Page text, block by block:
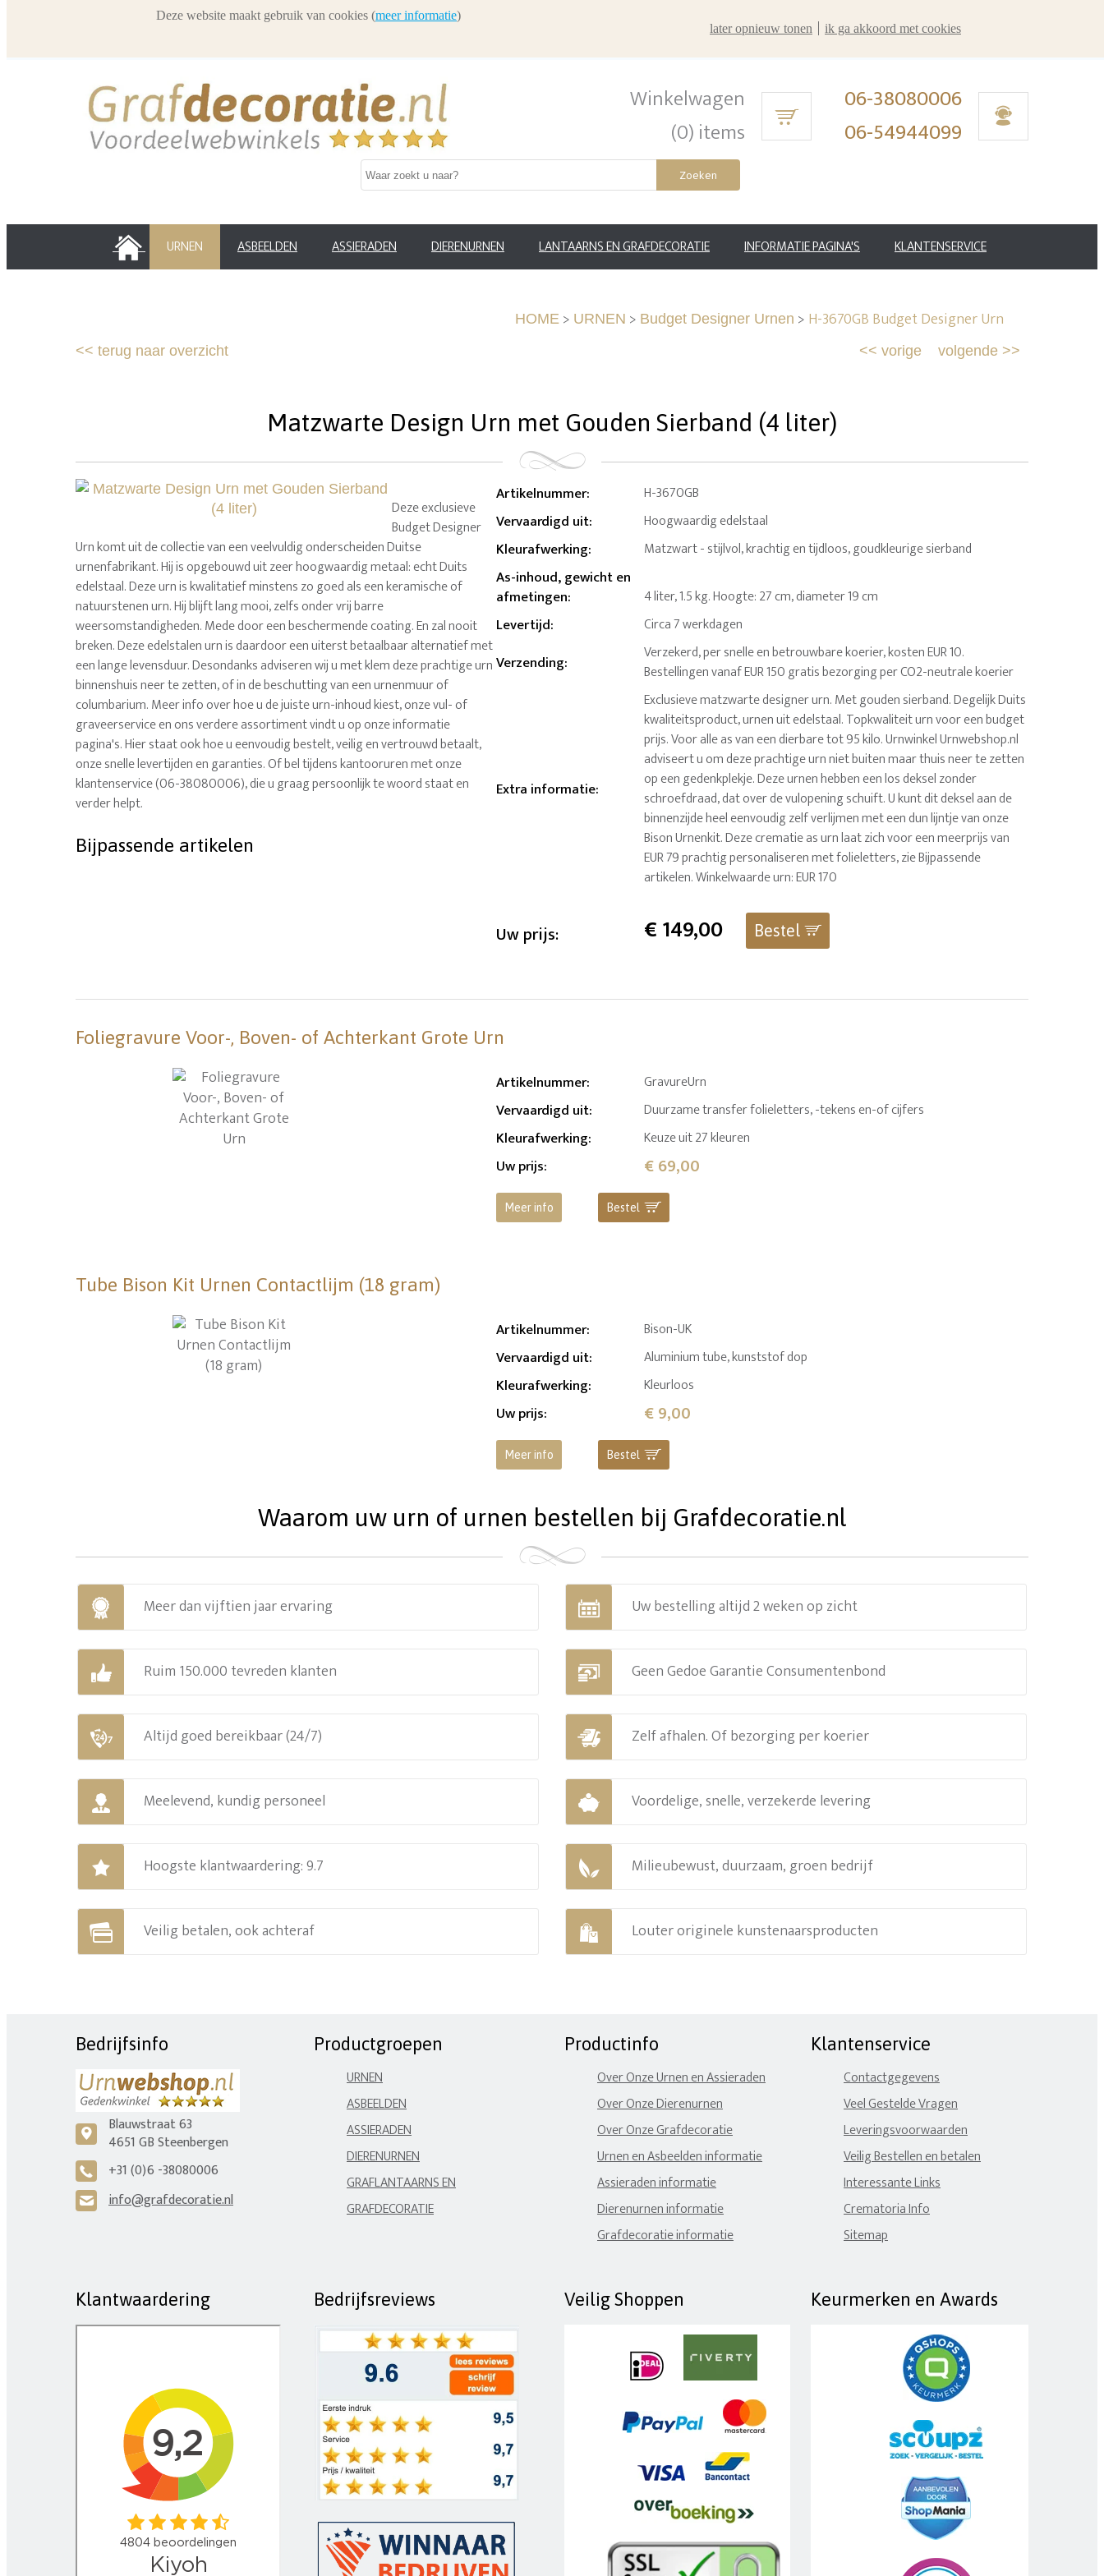
Winkelwagen
(0) items
06-38080006
06-54944099
Zoeken
HOME URNEN ASBEELDEN ASSIERADEN DIERENURNEN LANTAARNS EN GRAFDECORATIE INFORMATIE PAGINA'S KLANTENSERVICE
HOME > URNEN > Budget Designer Urnen > H-3670GB Budget Designer Urn
<< terug naar overzicht volgende >>
<< vorige
Matzwarte Design Urn met Gouden Sierband (4 liter)
Artikelnummer: H-3670GB
Vervaardigd uit: Hoogwaardig edelstaal
Kleurafwerking: Matzwart - stijlvol, krachtig en tijdloos, goudkleurige sierband
As-inhoud, gewicht en
afmetingen: 4 liter, 1.5 kg. Hoogte: 27 cm, diameter 19 cm
Levertijd: Circa 7 werkdagen
Verzending:
Verzekerd, per snelle en betrouwbare koerier, kosten EUR 10.
Bestellingen vanaf EUR 150 gratis bezorging per CO2-neutrale koerier
Extra informatie:
Exclusieve matzwarte designer urn. Met gouden sierband. Degelijk Duits
kwaliteitsproduct, urnen uit edelstaal. Topkwaliteit urn voor een budget
prijs. Voor alle as van een dierbare tot 95 kilo. Urnwinkel Urnwebshop.nl
adviseert u om deze prachtige urn niet buiten maar thuis neer te zetten
op een gedenkplekje. Deze urnen hebben een los deksel zonder
schroefdraad, dat over de vulopening schuift. U kunt dit deksel aan de
binnenzijde heel eenvoudig zelf verlijmen met een dun lijntje van onze
Bison Urnenkit. Deze crematie as urn laat zich voor een meerprijs van
EUR 79 prachtig personaliseren met folieletters, zie Bijpassende
artikelen. Winkelwaarde urn: EUR 170
Uw prijs: €149,00 Bestel
Deze exclusieve
Budget Designer
Urn komt uit de collectie van een veelvuldig onderscheiden Duitse
urnenfabrikant. Hij is opgebouwd uit zeer hoogwaardig metaal: echt Duits
edelstaal. Deze urn is kwalitatief minstens zo goed als een keramische of
natuurstenen urn. Hij blijft lang mooi, zelfs onder vrij barre
weersomstandigheden. Mede door een beschermende coating. En zal nooit
breken. Deze edelstalen urn is daardoor een uiterst betaalbaar alternatief met
een lange levensduur. Desondanks adviseren wij u met klem deze prachtige urn
binnenshuis neer te zetten, of in de beschutting van een urnenmuur of
columbarium. Meer info over hoe u de juiste urn-inhoud kiest, onze vul- of
graveerservice en ons verdere assortiment vindt u op onze informatie
pagina's. Hier staat ook hoe u eenvoudig bestelt, veilig en vertrouwd betaalt,
onze snelle levertijden en garanties. Of bel tijdens kantooruren met onze
klantenservice (06-38080006), die u graag persoonlijk te woord staat en
verder helpt.
Bijpassende artikelen
Foliegravure Voor-, Boven- of Achterkant Grote Urn
Artikelnummer: GravureUrn
Vervaardigd uit: Duurzame transfer folieletters, -tekens en-of cijfers
Kleurafwerking: Keuze uit 27 kleuren
Uw prijs: € 69,00
Meer info Bestel
Tube Bison Kit Urnen Contactlijm (18 gram)
Artikelnummer: Bison-UK
Vervaardigd uit: Aluminium tube, kunststof dop
Kleurafwerking: Kleurloos
Uw prijs: € 9,00
Meer info Bestel
Waarom uw urn of urnen bestellen bij Grafdecoratie.nl
Meer dan vijftien jaar ervaring Uw bestelling altijd 2 weken op zicht
Ruim 150.000 tevreden klanten Geen Gedoe Garantie Consumentenbond
Altijd goed bereikbaar (24/7) Zelf afhalen. Of bezorging per koerier
Meelevend, kundig personeel Voordelige, snelle, verzekerde levering
Hoogste klantwaardering: 9.7 Milieubewust, duurzaam, groen bedrijf
Veilig betalen, ook achteraf Louter originele kunstenaarsproducten
Bedrijfsinfo
c
Blauwstraat 63
4651 GB Steenbergen
A +31 (0)6 -38080006
H info@grafdecoratie.nl
Productgroepen
URNEN
ASBEELDEN
ASSIERADEN
DIERENURNEN
GRAFLANTAARNS EN
GRAFDECORATIE
Productinfo
Over Onze Urnen en Assieraden
Over Onze Dierenurnen
Over Onze Grafdecoratie
Urnen en Asbeelden informatie
Assieraden informatie
Dierenurnen informatie
Grafdecoratie informatie
Klantenservice
Contactgegevens
Veel Gestelde Vragen
Leveringsvoorwaarden
Veilig Bestellen en betalen
Interessante Links
Crematoria Info
Sitemap
Klantwaardering Bedrijfsreviews Veilig Shoppen Keurmerken en Awards
Deze website maakt gebruik van cookies (meer informatie)
later opnieuw tonen
ik ga akkoord met cookies